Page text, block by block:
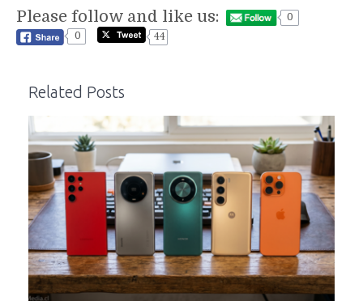
Please follow and like us:
0
0
44
Related Posts